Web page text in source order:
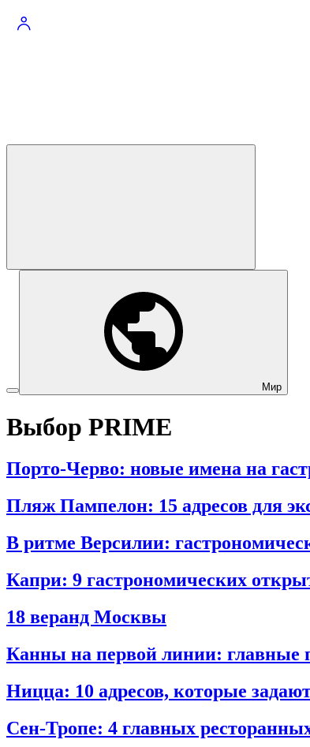
Мир
Выбор PRIME
Порто‑Черво: новые имена на
Пляж Пампелон: 15 адресов для
В ритме Версилии:
Капри: 9 гастрономических
18 веранд Москвы
Канны на первой линии: главные
Ницца: 10 адресов, которые
Сен‑Тропе: 4 главных